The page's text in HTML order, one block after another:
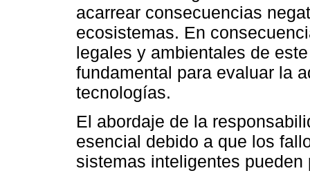
acarrear consecuencias
ecosistemas. En
legales y ambientales de
fundamental para evaluar la
tecnologías.
El abordaje de la
esencial debido a que los
sistemas inteligentes